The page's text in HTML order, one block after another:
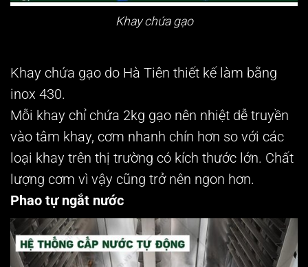
Khay chứa gạo
Khay chứa gạo do Hà Tiên thiết kế làm bằng
inox 430.
Mỗi khay chỉ chứa 2kg gạo nên nhiệt dễ truyền
vào tâm khay, cơm nhanh chín hơn so với các
loại khay trên thị trường có kích thước lớn. Chất
lượng cơm vì vậy cũng trở nên ngon hơn.
Phao tự ngắt nước